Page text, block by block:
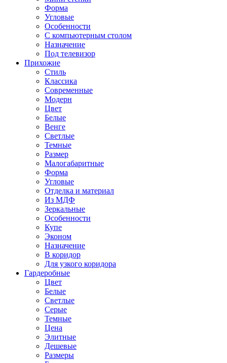
Форма
Угловые
Особенности
С компьютерным столом
Назначение
Под телевизор
Прихожие
Стиль
Классика
Современные
Модерн
Цвет
Белые
Венге
Светлые
Темные
Размер
Малогабаритные
Форма
Угловые
Отделка и материал
Из МДФ
Зеркальные
Особенности
Купе
Эконом
Назначение
В коридор
Для узкого коридора
Гардеробные
Цвет
Белые
Светлые
Серые
Темные
Цена
Элитные
Дешевые
Размеры